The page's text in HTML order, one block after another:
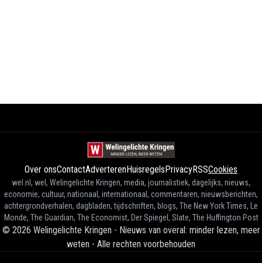
Over onsContactAdverterenHuisregelsPrivacyRSSCookies
wel.nl, wel, Welingelichte Kringen, media, journalistiek, dagelijks, nieuws,
economie, cultuur, nationaal, internationaal, commentaren, nieuwsberichten,
achtergrondverhalen, dagbladen, tijdschriften, blogs, The New York Times, Le
Monde, The Guardian, The Economist, Der Spiegel, Slate, The Huffington Post
© 2026 Welingelichte Kringen - Nieuws van overal: minder lezen, meer
weten - Alle rechten voorbehouden